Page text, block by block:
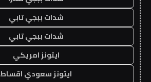
شدات ببجي تابي
شدات ببجي تابي
ايتونز امريكي
ايتونز سعودي اقساط